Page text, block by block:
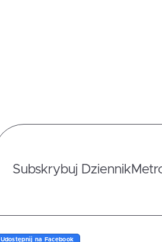
Subskrybuj
Udostępnij na Facebook